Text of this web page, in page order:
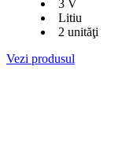
3 V
Litiu
2 unităţi
Vezi produsul